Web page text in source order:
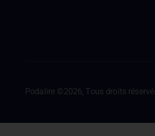
Podalire ©2026, Tous droits